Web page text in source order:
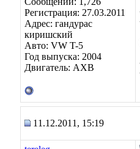
Регистрация: 27.03.2011
Адрес: гандурас
киришский
Авто: VW T-5
Год выпуска: 2004
Двигатель: AXB
11.12.2011, 15:19